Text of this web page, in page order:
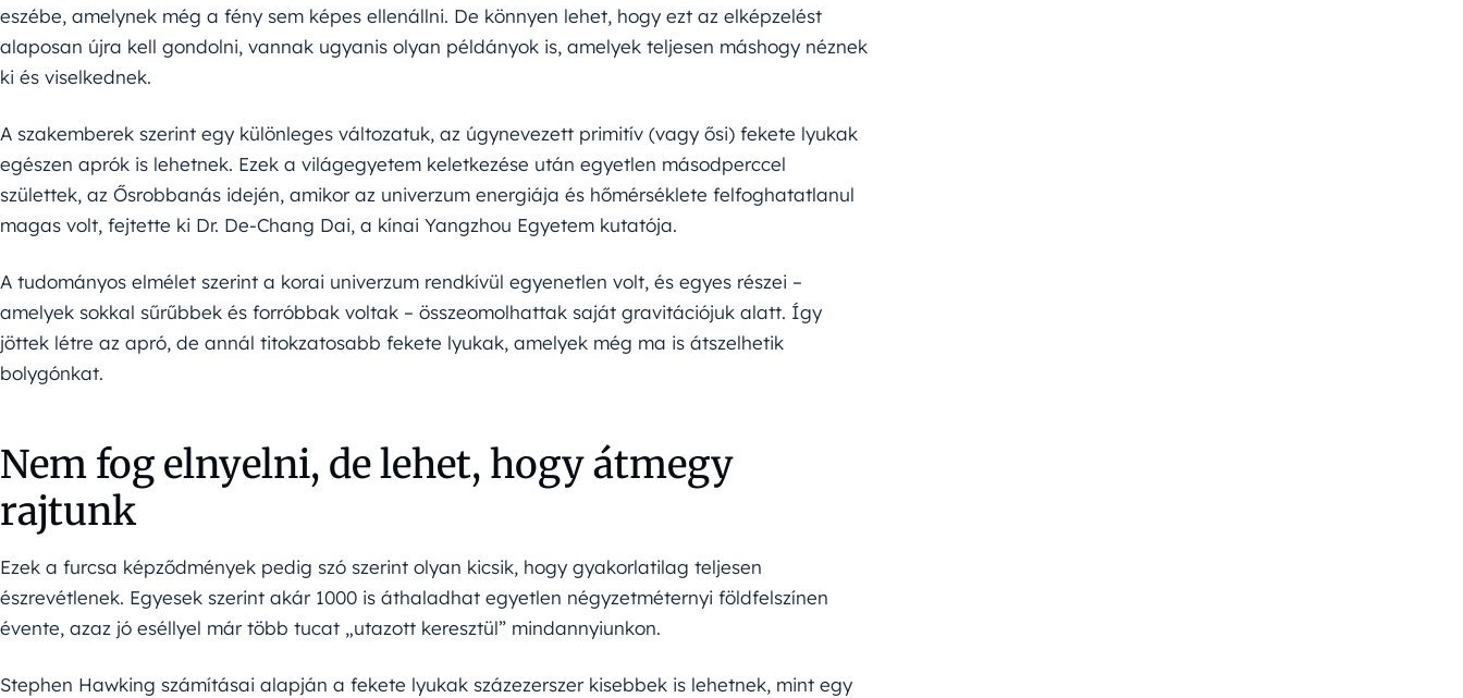
eszébe, amelynek még a fény sem képes ellenállni. De könnyen lehet, hogy ezt az elképzelést
alaposan újra kell gondolni, vannak ugyanis olyan példányok is, amelyek teljesen máshogy néznek
ki és viselkednek.
A szakemberek szerint egy különleges változatuk, az úgynevezett primitív (vagy ősi) fekete lyukak
egészen aprók is lehetnek. Ezek a világegyetem keletkezése után egyetlen másodperccel
születtek, az Ősrobbanás idején, amikor az univerzum energiája és hőmérséklete felfoghatatlanul
magas volt, fejtette ki Dr. De-Chang Dai, a kínai Yangzhou Egyetem kutatója.
A tudományos elmélet szerint a korai univerzum rendkívül egyenetlen volt, és egyes részei –
amelyek sokkal sűrűbbek és forróbbak voltak – összeomolhattak saját gravitációjuk alatt. Így
jöttek létre az apró, de annál titokzatosabb fekete lyukak, amelyek még ma is átszelhetik
bolygónkat.
Nem fog elnyelni, de lehet, hogy átmegy
rajtunk
Ezek a furcsa képződmények pedig szó szerint olyan kicsik, hogy gyakorlatilag teljesen
észrevétlenek. Egyesek szerint akár 1000 is áthaladhat egyetlen négyzetméternyi földfelszínen
évente, azaz jó eséllyel már több tucat „utazott keresztül” mindannyiunkon.
Stephen Hawking számításai alapján a fekete lyukak százezerszer kisebbek is lehetnek, mint egy